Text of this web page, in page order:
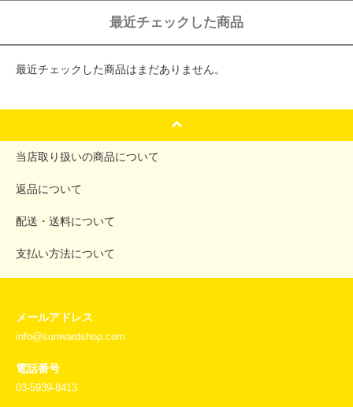
最近チェックした商品
最近チェックした商品はまだありません。
当店取り扱いの商品について
返品について
配送・送料について
支払い方法について
メールアドレス
info@sunwardshop.com
電話番号
03-5939-8413